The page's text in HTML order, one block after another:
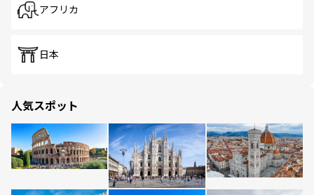
アフリカ
日本
人気スポット